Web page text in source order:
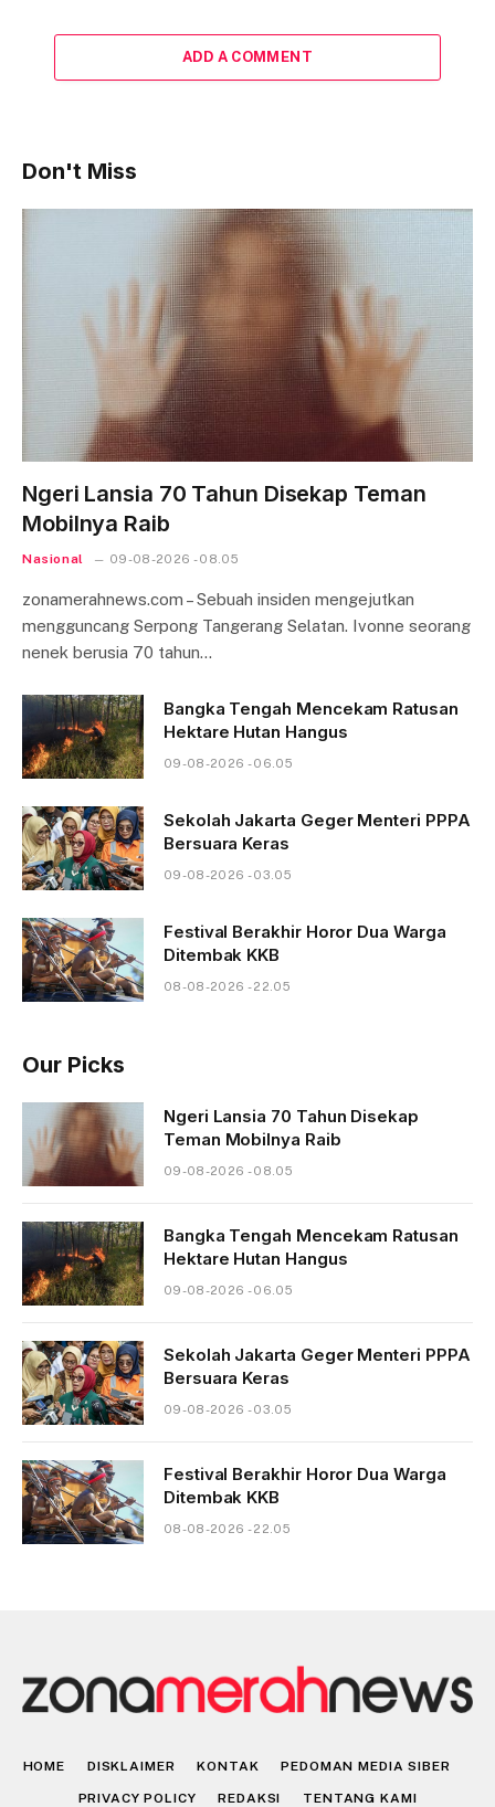
ADD A COMMENT
Don't Miss
Ngeri Lansia 70 Tahun Disekap Teman
Mobilnya Raib
Nasional 09-08-2026 - 08.05
zonamerahnews.com – Sebuah insiden mengejutkan
mengguncang Serpong Tangerang Selatan. Ivonne seorang
nenek berusia 70 tahun…
Bangka Tengah Mencekam Ratusan
Hektare Hutan Hangus
09-08-2026 - 06.05
Sekolah Jakarta Geger Menteri PPPA
Bersuara Keras
09-08-2026 - 03.05
Festival Berakhir Horor Dua Warga
Ditembak KKB
08-08-2026 - 22.05
Our Picks
Ngeri Lansia 70 Tahun Disekap
Teman Mobilnya Raib
09-08-2026 - 08.05
Bangka Tengah Mencekam Ratusan
Hektare Hutan Hangus
09-08-2026 - 06.05
Sekolah Jakarta Geger Menteri PPPA
Bersuara Keras
09-08-2026 - 03.05
Festival Berakhir Horor Dua Warga
Ditembak KKB
08-08-2026 - 22.05
HOME DISKLAIMER KONTAK PEDOMAN MEDIA SIBER
PRIVACY POLICY REDAKSI TENTANG KAMI